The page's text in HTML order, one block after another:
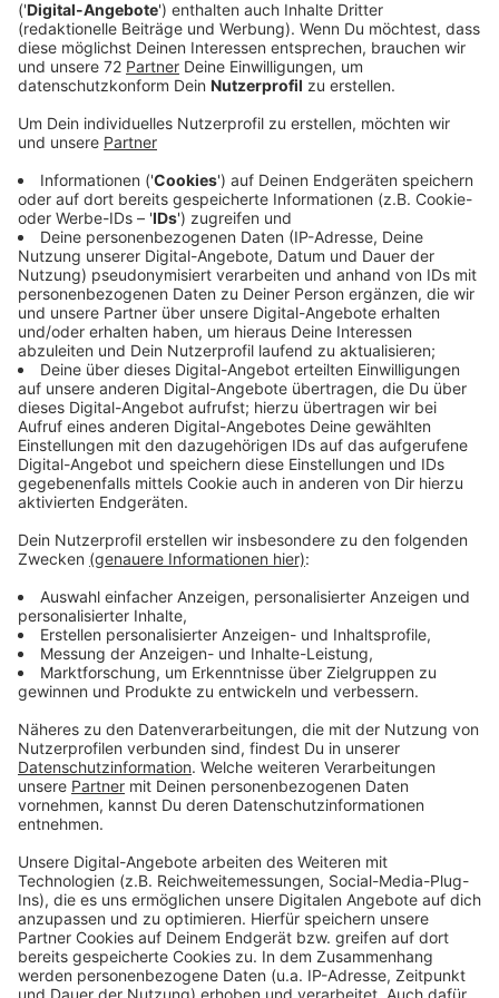
Anzeige
in dem Wohngebiet sich weigerten, ihre Wohnungen zu
nicht zum ersten Mal. Nur gut, dass der Berufsverkehr
noch nicht angefangen hatte, denn für die
Bombenentschärfung war die Kreuzung der Steinfurter
Straße mit dem Orleans-Ring gesperrt und der Verkehr
wurde umgeleitet.
Anzeige
In einer Woche der nächste
Blindgängerverdacht
Anzeige
Heute in einer Woche (Di., 17.12.) gehen Fachleute
dem nächsten Blindgängerverdacht nach, dann in
Münsters Osten zwischen Umgehungsstraße und
Kanal. Für eine Bombenentschärfung würde unter
anderem die B51 Umgehungsstraße zwischen
Wolbecker Straße und Warendorfer Straße gesperrt,
außerdem die Manfred-von-Richthofen-Straße
südöstlich des Dortmund-Ems-Kanals. Ob es dazu
kommt, entscheidet sich, sobald der Verdachtspunkt
am Merschkamp freigelegt ist.